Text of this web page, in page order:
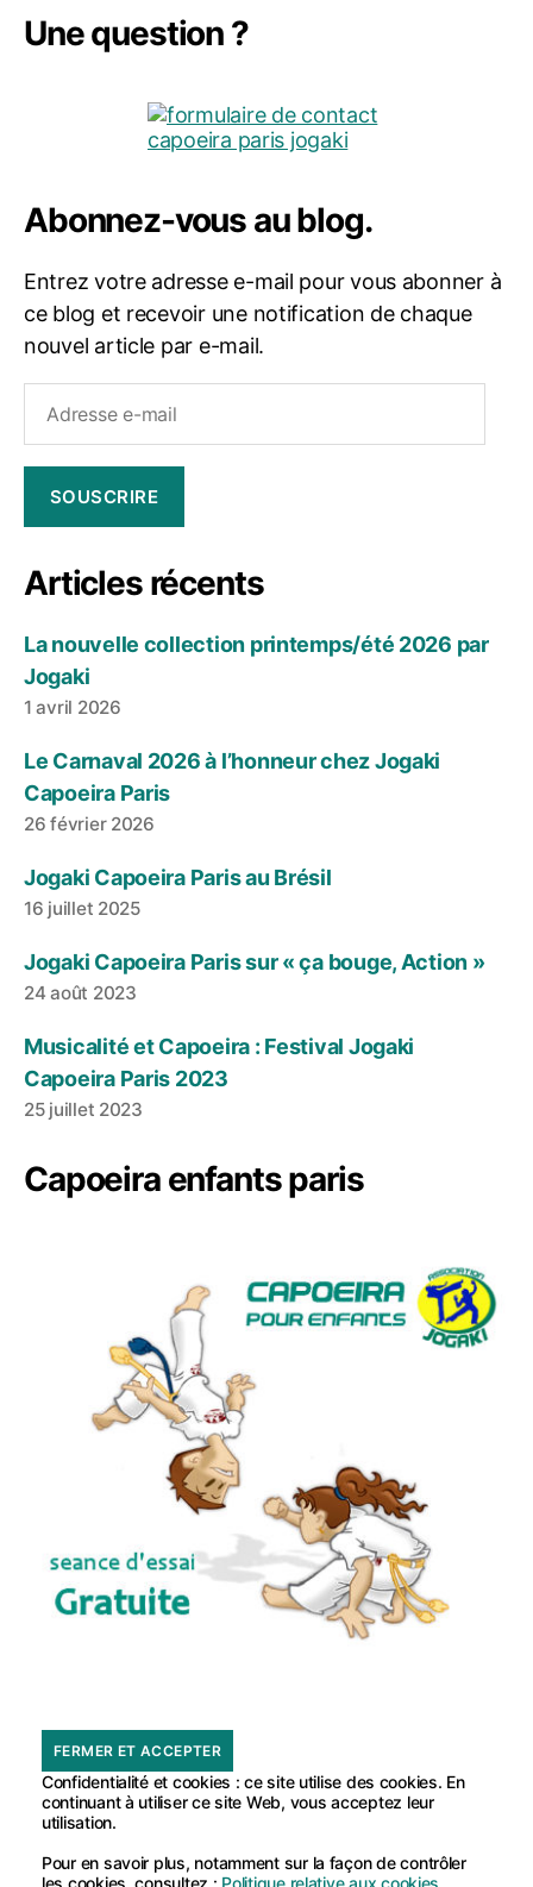
Une question ?
Abonnez-vous au blog.
Entrez votre adresse e-mail pour vous abonner à
ce blog et recevoir une notification de chaque
nouvel article par e-mail.
SOUSCRIRE
Articles récents
La nouvelle collection printemps/été 2026 par
Jogaki
1 avril 2026
Le Carnaval 2026 à l’honneur chez Jogaki
Capoeira Paris
26 février 2026
Jogaki Capoeira Paris au Brésil
16 juillet 2025
Jogaki Capoeira Paris sur « ça bouge, Action »
24 août 2023
Musicalité et Capoeira : Festival Jogaki
Capoeira Paris 2023
25 juillet 2023
Capoeira enfants paris
Confidentialité et cookies : ce site utilise des cookies. En
continuant à utiliser ce site Web, vous acceptez leur
utilisation.
Pour en savoir plus, notamment sur la façon de contrôler
les cookies, consultez : Politique relative aux cookies